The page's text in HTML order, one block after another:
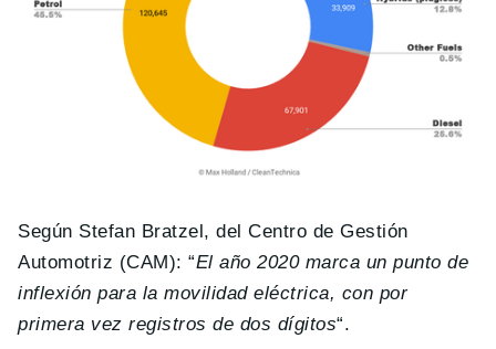
Según Stefan Bratzel, del Centro de Gestión
Automotriz (CAM): “El año 2020 marca un punto de
inflexión para la movilidad eléctrica, con por
primera vez registros de dos dígitos“.